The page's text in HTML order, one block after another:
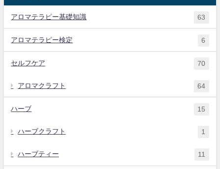
アロマテラピー基礎知識 63
アロマテラピー検定 6
セルフケア 70
アロマクラフト 64
ハーブ 15
ハーブクラフト 1
ハーブティー 11